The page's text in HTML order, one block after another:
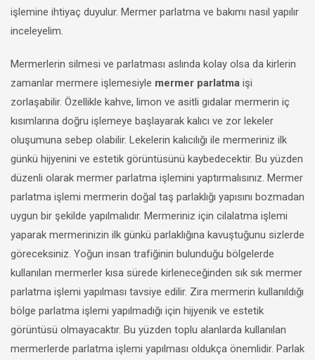
işlemine ihtiyaç duyulur. Mermer parlatma ve bakımı nasıl yapılır
inceleyelim.
Mermerlerin silmesi ve parlatması aslında kolay olsa da kirlerin
zamanlar mermere işlemesiyle mermer parlatma işi
zorlaşabilir. Özellikle kahve, limon ve asitli gıdalar mermerin iç
kısımlarına doğru işlemeye başlayarak kalıcı ve zor lekeler
oluşumuna sebep olabilir. Lekelerin kalıcılığı ile mermeriniz ilk
günkü hijyenini ve estetik görüntüsünü kaybedecektir. Bu yüzden
düzenli olarak mermer parlatma işlemini yaptırmalısınız. Mermer
parlatma işlemi mermerin doğal taş parlaklığı yapısını bozmadan
uygun bir şekilde yapılmalıdır. Mermeriniz için cilalatma işlemi
yaparak mermerinizin ilk günkü parlaklığına kavuştuğunu sizlerde
göreceksiniz. Yoğun insan trafiğinin bulunduğu bölgelerde
kullanılan mermerler kısa sürede kirleneceğinden sık sık mermer
parlatma işlemi yapılması tavsiye edilir. Zira mermerin kullanıldığı
bölge parlatma işlemi yapılmadığı için hijyenik ve estetik
görüntüsü olmayacaktır. Bu yüzden toplu alanlarda kullanılan
mermerlerde parlatma işlemi yapılması oldukça önemlidir. Parlak